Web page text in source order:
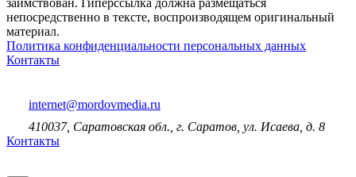
заимствован. Гиперссылка должна размещаться
непосредственно в тексте, воспроизводящем оригинальный
материал.
Политика конфиденциальности персональных данных
Контакты
internet@mordovmedia.ru
410037, Саратовская обл., г. Саратов, ул. Исаева, д. 8
Контакты